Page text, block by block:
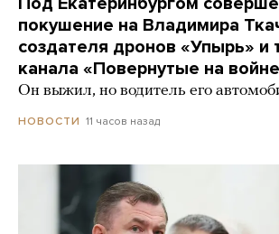
покушение на Владимира
создателя дронов «Упырь» и
канала «Повернутые на
Он выжил, но водитель его
НОВОСТИ 11 часов назад